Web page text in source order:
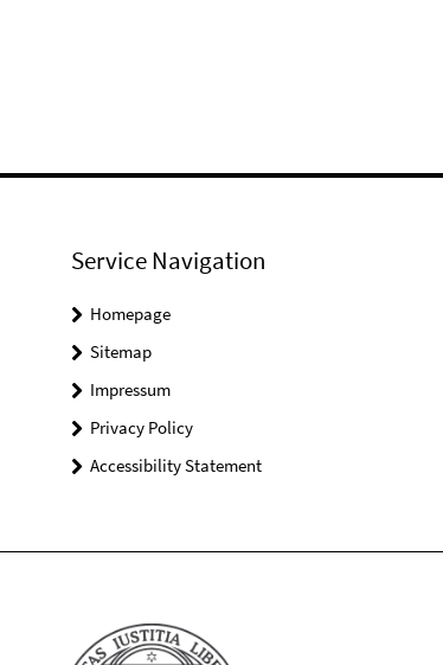
Service Navigation
Homepage
Sitemap
Impressum
Privacy Policy
Accessibility Statement